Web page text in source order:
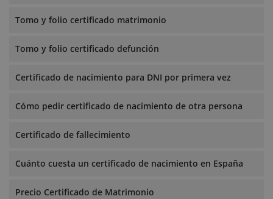
Tomo y folio certificado matrimonio
Tomo y folio certificado defunción
Certificado de nacimiento para DNI por primera vez
Cómo pedir certificado de nacimiento de otra persona
Certificado de fallecimiento
Cuánto cuesta un certificado de nacimiento en España
Precio Certificado de Matrimonio